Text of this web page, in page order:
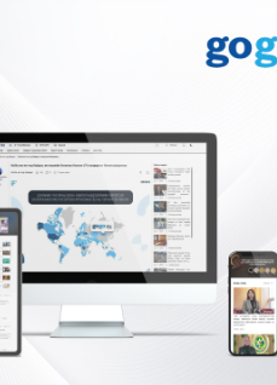
Скалони:
А.Эрхэмбаяр 2022-12-